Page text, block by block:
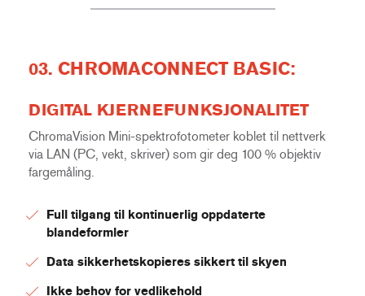
03. CHROMACONNECT BASIC:
DIGITAL KJERNEFUNKSJONALITET
ChromaVision Mini-spektrofotometer koblet til nettverk
via LAN (PC, vekt, skriver) som gir deg 100 % objektiv
fargemåling.
Full tilgang til kontinuerlig oppdaterte
blandeformler
Data sikkerhetskopieres sikkert til skyen
Ikke behov for vedlikehold